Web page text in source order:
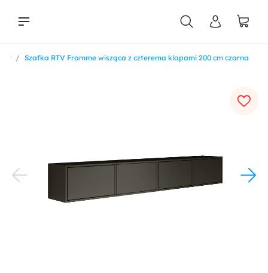
Szafka RTV Framme wisząca z czterema klapami 200 cm czarna